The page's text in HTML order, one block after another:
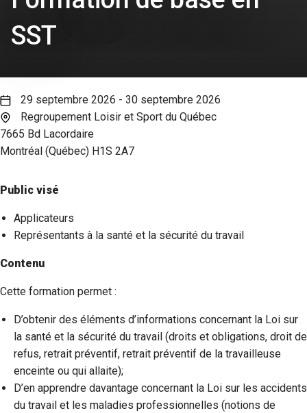
SST
29 septembre 2026 - 30 septembre 2026
Regroupement Loisir et Sport du Québec
7665 Bd Lacordaire
Montréal (Québec) H1S 2A7
Public visé
Applicateurs
Représentants à la santé et la sécurité du travail
Contenu
Cette formation permet :
D’obtenir des éléments d’informations concernant la Loi sur
la santé et la sécurité du travail (droits et obligations, droit de
refus, retrait préventif, retrait préventif de la travailleuse
enceinte ou qui allaite);
D’en apprendre davantage concernant la Loi sur les accidents
du travail et les maladies professionnelles (notions de